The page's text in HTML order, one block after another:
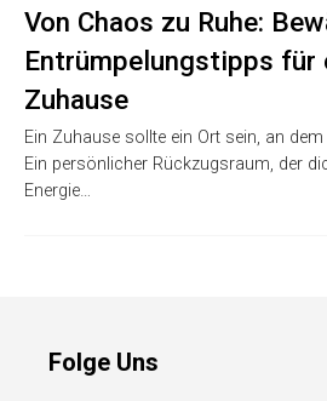
Von Chaos zu Ruhe:
Entrümpelungstipps
Zuhause
Ein Zuhause sollte ein Ort sein, an
Ein persönlicher Rückzugsraum, der
Energie…
Folge Uns